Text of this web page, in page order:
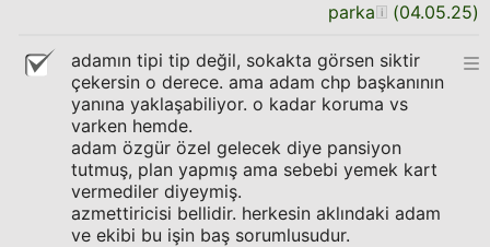
parka (04.05.25)
adamın tipi tip değil, sokakta görsen siktir
çekersin o derece. ama adam chp başkanının
yanına yaklaşabiliyor. o kadar koruma vs
varken hemde.
adam özgür özel gelecek diye pansiyon
tutmuş, plan yapmış ama sebebi yemek kart
vermediler diyeymiş.
azmettiricisi bellidir. herkesin aklındaki adam
ve ekibi bu işin baş sorumlusudur.